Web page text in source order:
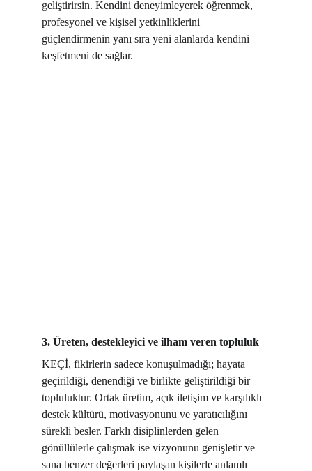
geliştirirsin. Kendini deneyimleyerek öğrenmek,
profesyonel ve kişisel yetkinliklerini
güçlendirmenin yanı sıra yeni alanlarda kendini
keşfetmeni de sağlar.
3. Üreten, destekleyici ve ilham veren topluluk
KEÇİ, fikirlerin sadece konuşulmadığı; hayata
geçirildiği, denendiği ve birlikte geliştirildiği bir
topluluktur. Ortak üretim, açık iletişim ve karşılıklı
destek kültürü, motivasyonunu ve yaratıcılığını
sürekli besler. Farklı disiplinlerden gelen
gönüllülerle çalışmak ise vizyonunu genişletir ve
sana benzer değerleri paylaşan kişilerle anlamlı